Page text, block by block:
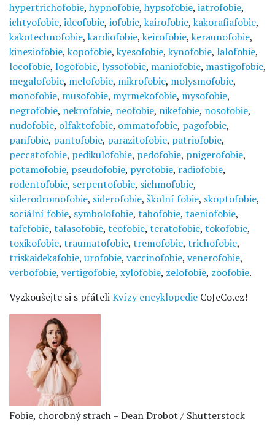
hypertrichofobie, hypnofobie, hypsofobie, iatrofobie,
ichtyofobie, ideofobie, iofobie,kairofobie,kakorafiafobie,
kakotechnofobie,kardiofobie,keirofobie,keraunofobie,
kineziofobie,kopofobie,kyesofobie,kynofobie, lalofobie,
locofobie, logofobie, lyssofobie, maniofobie, mastigofobie,
megalofobie, melofobie, mikrofobie, molysmofobie,
monofobie, musofobie, myrmekofobie, mysofobie,
negrofobie, nekrofobie, neofobie, nikefobie, nosofobie,
nudofobie, olfaktofobie, ommatofobie, pagofobie,
panfobie, pantofobie, parazitofobie, patriofobie,
peccatofobie, pedikulofobie, pedofobie, pnigerofobie,
potamofobie, pseudofobie, pyrofobie, radiofobie,
rodentofobie, serpentofobie, sichmofobie,
siderodromofobie, siderofobie, školní fobie, skoptofobie,
sociální fobie, symbolofobie, tabofobie, taeniofobie,
tafefobie, talasofobie, teofobie, teratofobie, tokofobie,
toxikofobie, traumatofobie, tremofobie, trichofobie,
triskaidekafobie, urofobie, vaccinofobie, venerofobie,
verbofobie, vertigofobie, xylofobie, zelofobie, zoofobie.
Vyzkoušejte si s přáteliKvízy encyklopedie CoJeCo.cz!
Fobie, chorobný strach – Dean Drobot / Shutterstock